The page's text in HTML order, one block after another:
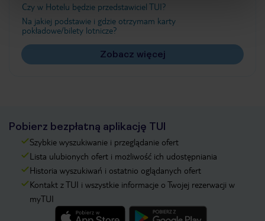
Czy w Hotelu będzie przedstawiciel TUI?
Na jakiej podstawie i gdzie otrzymam karty
pokładowe/bilety lotnicze?
Zobacz więcej
Pobierz bezpłatną aplikację TUI
Szybkie wyszukiwanie i przeglądanie ofert
Lista ulubionych ofert i możliwość ich udostępniania
Historia wyszukiwań i ostatnio oglądanych ofert
Kontakt z TUI i wszystkie informacje o Twojej rezerwacji w
myTUI